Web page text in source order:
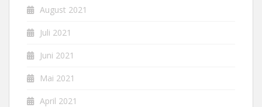
August 2021
Juli 2021
Juni 2021
Mai 2021
April 2021